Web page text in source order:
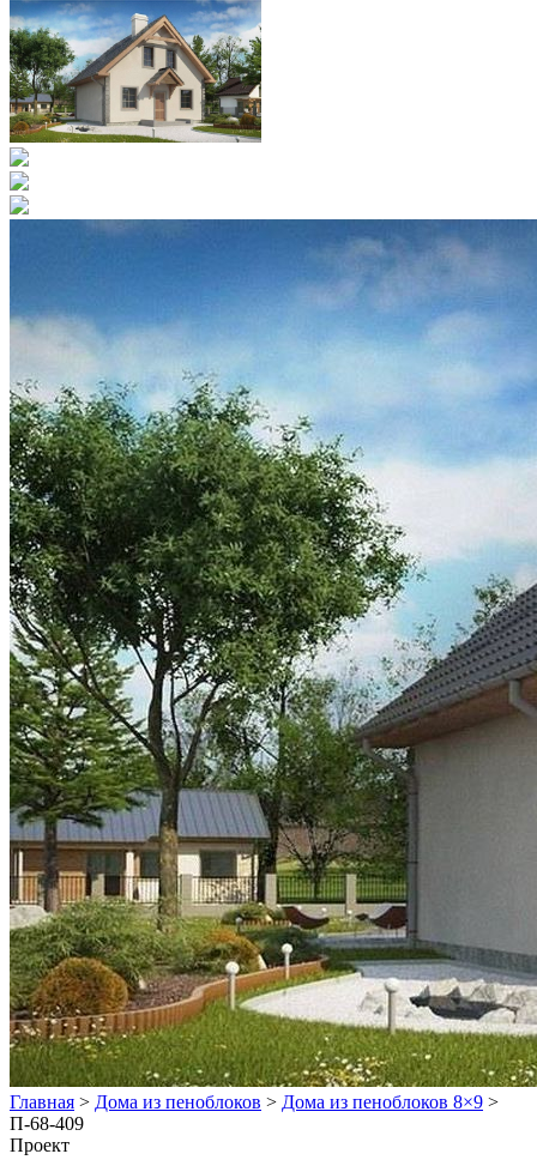
Главная > Дома из пеноблоков > Дома из пеноблоков 8×9 >
П-68-409
Проект